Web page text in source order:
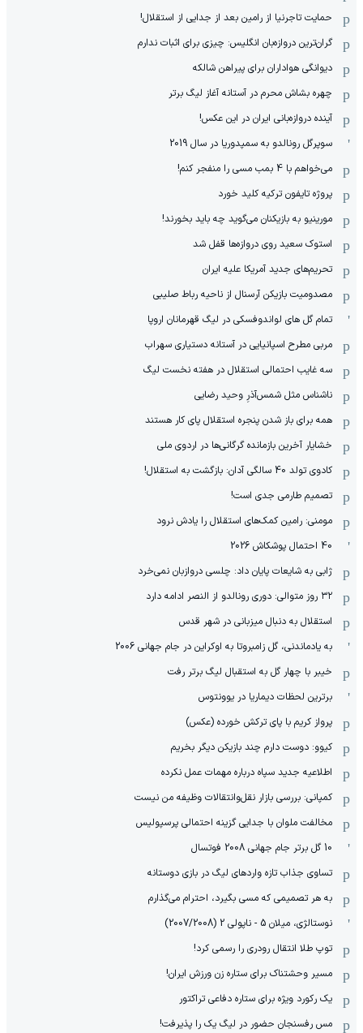
حمایت تاجرنیا از رامین بعد از جدایی از استقلال!
گران‌ترین دروازه‌بان انگلیس: چیزی برای اثبات ندارم
دیوانگی هواداران برای پیراهن شالکه
چهره بشاش محرم در آستانه آغاز لیگ برتر
آینده دروازه‌بانی ایران در این عکس!
سوپرگل رونالدو به سمپدوریا در سال 2019
می‌خواهم با 4 بمب مسی را منفجر کنم!
پروژه تایفون ترکیه کلید خورد
مورینیو به بازیکنان می‌گوید چه باید بخورند!
استوک سعید روی دروازه‌ها قفل شد
تحریم‌های جدید آمریکا علیه ایران
مصدومیت بازیکن آرسنال از ناحیه رباط صلیبی
تمام گل های لواندوفسکی در لیگ قهرمانان اروپا
مربی مطرح اسپانیایی در آستانه دستیاری سهراب
سه غایب احتمالی استقلال در هفته نخست لیگ
ناشناس مثل شمس‌آذرِ وحید رضایی
همه برای باز شدن پنجره استقلال پای کار هستند
خشایار آخرین بازمانده گرگانی‌ها در اردوی ملی
کادوی تولد 40 سالگی آدان: بازگشت به استقلال!
تصمیم طارمی جدی است!
مومنی: رامین کمک‌های استقلال را یادش نرود
40 احتمال پوشکاش 2026
ژابی به شایعات پایان داد: چلسی دروازبان نمی‌خرد
۳۲ روز متوالی: دوری رونالدو از النصر ادامه دارد
استقلال به دنبال میزبانی در شهر قدس
به یادماندنی، گل زامبروتا به اوکراین در جام جهانی 2006
خیبر با چهار گل به استقبال لیگ برتر رفت
برترین لحظات دیماریا در یوونتوس
پرواز کریم با پای ترکش خورده (عکس)
کیوو: دوست دارم چند بازیکن دیگر بخریم
اطلاعیه جدید سپاه درباره مهمات عمل نکرده
کمپانی: بررسی بازار نقل‌وانتقالات وظیفه من نیست
مخالفت ملوان با جدایی گزینه احتمالی پرسپولیس
10 گل برتر جام جهانی 2008 فوتسال
تساوی جذاب تازه واردهای لیگ در بازی دوستانه
به هر تصمیمی که مسی بگیرد، احترام می‌گذارم
نوستالژی، میلان 5 - ناپولی 2 (2007/2008)
توپ طلا انتقال رودری را رسمی کرد!
مسیر وحشتناک برای ستاره زن ورزش ایران!
یک رکورد ویژه برای ستاره دفاعی تراکتور
مس رفسنجان حضور در لیگ یک را پذیرفت!